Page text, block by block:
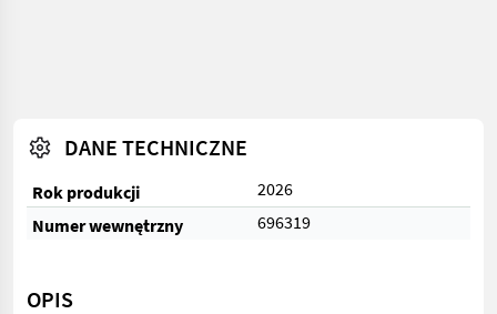
DANE TECHNICZNE
Rok produkcji
2026
Numer wewnętrzny
696319
OPIS